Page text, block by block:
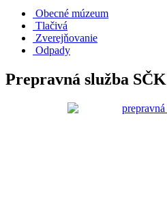
Obecné múzeum
Tlačivá
Zverejňovanie
Odpady
Prepravná služba SČK